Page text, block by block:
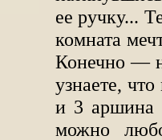
ее ручку...
комната
Конечно —
узнаете,
и 3 аршина
можно